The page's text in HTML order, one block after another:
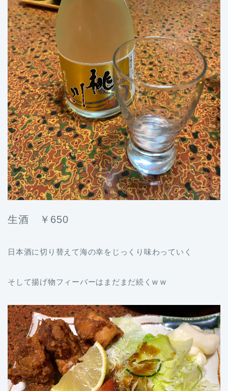
生酒 ￥650
日本酒に切り替えて海の幸をじっくり味わっていく
そして揚げ物フィーバーはまだまだ続くw w